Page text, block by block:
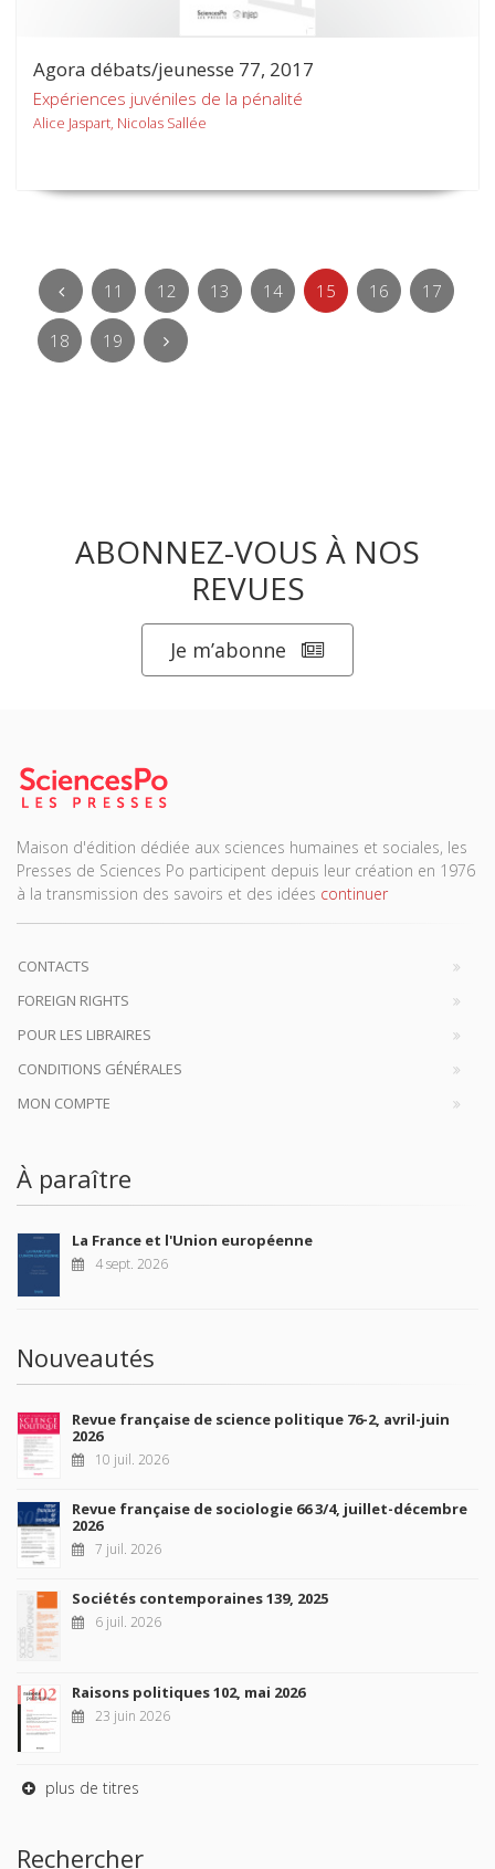
Agora débats/jeunesse 77, 2017
Expériences juvéniles de la pénalité
Alice Jaspart, Nicolas Sallée
11 12 13 14 15 16 17
18 19
ABONNEZ-VOUS À NOS
REVUES
Je m’abonne
Maison d'édition dédiée aux sciences humaines et sociales, les
Presses de Sciences Po participent depuis leur création en 1976
à la transmission des savoirs et des idées continuer
CONTACTS
FOREIGN RIGHTS
POUR LES LIBRAIRES
CONDITIONS GÉNÉRALES
MON COMPTE
À paraître
La France et l'Union européenne
4 sept. 2026
Nouveautés
Revue française de science politique 76-2, avril-juin
2026
10 juil. 2026
Revue française de sociologie 66 3/4, juillet-décembre
2026
7 juil. 2026
Sociétés contemporaines 139, 2025
6 juil. 2026
Raisons politiques 102, mai 2026
23 juin 2026
plus de titres
Rechercher